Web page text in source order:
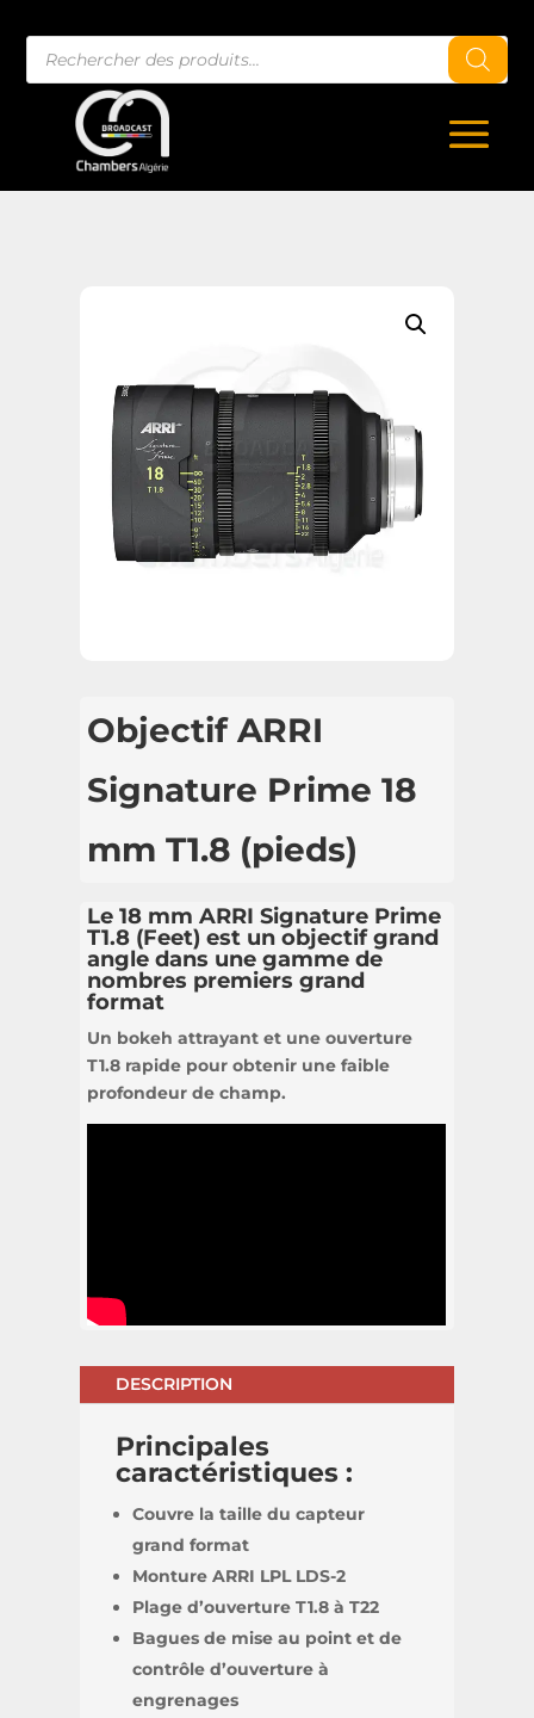
Recherche
de
produits
Objectif ARRI
Signature Prime 18
mm T1.8 (pieds)
Le 18 mm ARRI Signature Prime
T1.8 (Feet) est un objectif grand
angle dans une gamme de
nombres premiers grand
format
Un bokeh attrayant et une ouverture
T1.8 rapide pour obtenir une faible
profondeur de champ.
DESCRIPTION
Principales
caractéristiques :
Couvre la taille du capteur
grand format
Monture ARRI LPL LDS-2
Plage d’ouverture T1.8 à T22
Bagues de mise au point et de
contrôle d’ouverture à
engrenages